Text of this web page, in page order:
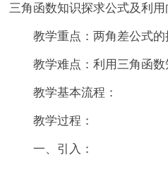
三角函数知识探求公式及利用
教学重点：两角差公式的
教学难点：利用三角函
教学基本流程：
教学过程：
一、引入：